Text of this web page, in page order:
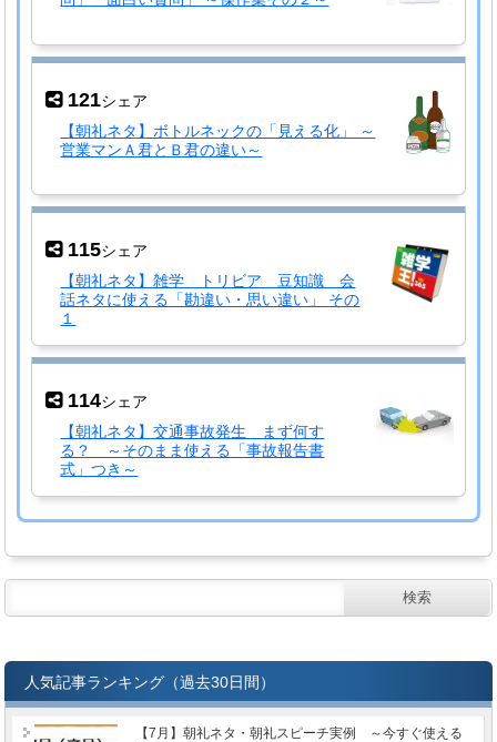
121シェア
【朝礼ネタ】ボトルネックの「見える化」 ～
営業マンＡ君とＢ君の違い～
115シェア
【朝礼ネタ】雑学 トリビア 豆知識 会
話ネタに使える「勘違い・思い違い」 その
１
114シェア
【朝礼ネタ】交通事故発生 まず何す
る？ ～そのまま使える「事故報告書
式」つき～
人気記事ランキング（過去30日間）
【7月】朝礼ネタ・朝礼スピーチ実例 ～今すぐ使える